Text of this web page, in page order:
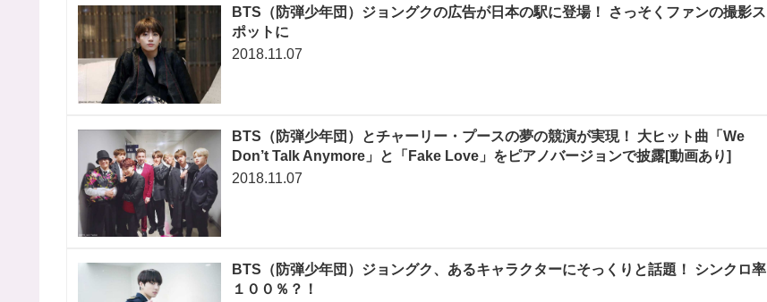
BTS（防弾少年団）ジョングクの広告が日本の駅に登場！ さっそくファンの撮影ス
ポットに
2018.11.07
BTS（防弾少年団）とチャーリー・プースの夢の競演が実現！ 大ヒット曲「We
Don’t Talk Anymore」と「Fake Love」をピアノバージョンで披露[動画あり]
2018.11.07
BTS（防弾少年団）ジョングク、あるキャラクターにそっくりと話題！ シンクロ率
１００％？！